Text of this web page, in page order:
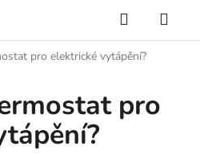
Hledat
pro elektrické vytápění?
pro